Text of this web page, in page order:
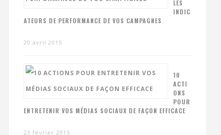
LES
INDIC
ATEURS DE PERFORMANCE DE VOS CAMPAGNES
20 avril 2015
10
ACTI
ONS
POUR
ENTRETENIR VOS MÉDIAS SOCIAUX DE FAÇON EFFICACE
23 février 2015